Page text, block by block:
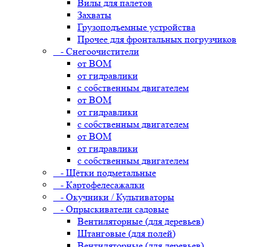
Вилы для палетов
Захваты
Грузоподъемные устройства
Прочее для фронтальных погрузчиков
- Снегоочистители
от ВОМ
от гидравлики
с собственным двигателем
от ВОМ
от гидравлики
с собственным двигателем
от ВОМ
от гидравлики
с собственным двигателем
- Щётки подметальные
- Картофелесажалки
- Окучники / Культиваторы
- Опрыскиватели садовые
Вентиляторные (для деревьев)
Штанговые (для полей)